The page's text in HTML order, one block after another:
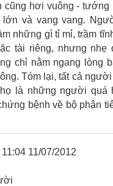
cũng hơi vuông -
lớn và vang vang.
những gì tỉ mỉ, trầm
tài riêng, nhưng
chỉ nằm ngang lòng
Tóm lại, tất cả
là những người quá
bệnh về bộ phận
11:04 11/07/2012